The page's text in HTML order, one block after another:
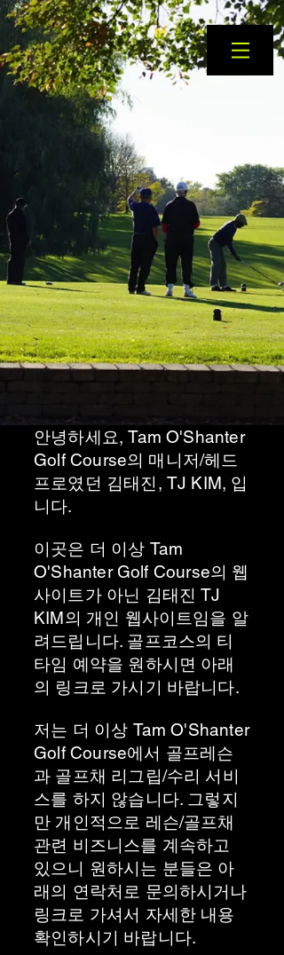
안녕하세요, Tam O'Shanter
Golf Course의 매니저/헤드
프로였던 김태진, TJ KIM, 입
니다.
이곳은 더 이상 Tam
O'Shanter Golf Course의 웹
사이트가 아닌 김태진 TJ
KIM의 개인 웹사이트임을 알
려드립니다. 골프코스의 티
타임 예약을 원하시면 아래
의 링크로 가시기 바랍니다.
저는 더 이상 Tam O'Shanter
Golf Course에서 골프레슨
과 골프채 리그립/수리 서비
스를 하지 않습니다. 그렇지
만 개인적으로 레슨/골프채
관련 비즈니스를 계속하고
있으니 원하시는 분들은 아
래의 연락처로 문의하시거나
링크로 가셔서 자세한 내용
확인하시기 바랍니다.